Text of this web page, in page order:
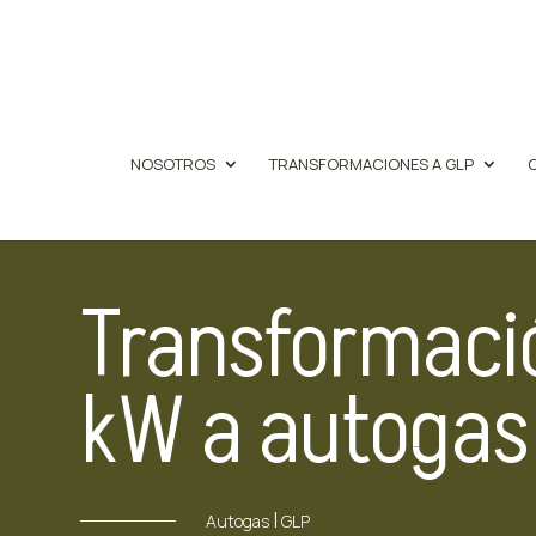
NOSOTROS TRANSFORMACIONES A GLP
kW a
Autogas |GLP